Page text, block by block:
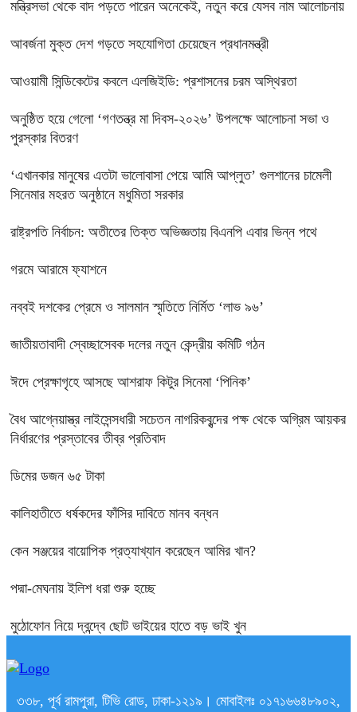
মন্ত্রিসভা থেকে বাদ পড়তে পারেন অনেকেই, নতুন করে যেসব নাম আলোচনায়
আবর্জনা মুক্ত দেশ গড়তে সহযোগিতা চেয়েছেন প্রধানমন্ত্রী
‎আওয়ামী সিন্ডিকেটের কবলে এলজিইডি: প্রশাসনের চরম অস্থিরতা
অনুষ্ঠিত হয়ে গেলো ‘গণতন্ত্র মা দিবস-২০২৬’ উপলক্ষে আলোচনা সভা ও
পুরস্কার বিতরণ
‘এখানকার মানুষের এতটা ভালোবাসা পেয়ে আমি আপ্লুত’ গুলশানের চামেলী
সিনেমার মহরত অনুষ্ঠানে মধুমিতা সরকার
রাষ্ট্রপতি নির্বাচন: অতীতের তিক্ত অভিজ্ঞতায় বিএনপি এবার ভিন্ন পথে
গরমে আরামে ফ্যাশনে
নব্বই দশকের প্রেমে ও সালমান স্মৃতিতে নির্মিত ‘লাভ ৯৬’
জাতীয়তাবাদী স্বেচ্ছাসেবক দলের নতুন কেন্দ্রীয় কমিটি গঠন
ঈদে প্রেক্ষাগৃহে আসছে আশরাফ কিটুর সিনেমা ‘পিনিক’
বৈধ আগ্নেয়াস্ত্র লাইসেন্সধারী সচেতন নাগরিকবৃন্দের পক্ষ থেকে অগ্রিম আয়কর
নির্ধারণের প্রস্তাবের তীব্র প্রতিবাদ
ডিমের ডজন ৬৫ টাকা
কালিহাতীতে ধর্ষকদের ফাঁসির দাবিতে মানব বন্ধন
কেন সঞ্জয়ের বায়োপিক প্রত্যাখ্যান করেছেন আমির খান?
পদ্মা-মেঘনায় ইলিশ ধরা শুরু হচ্ছে
মুঠোফোন নিয়ে দ্বন্দ্বে ছোট ভাইয়ের হাতে বড় ভাই খুন
৩৩৮, পূর্ব রামপুরা, টিভি রোড, ঢাকা-১২১৯। মোবাইলঃ ০১৭১৬৬৪৮৯০২,